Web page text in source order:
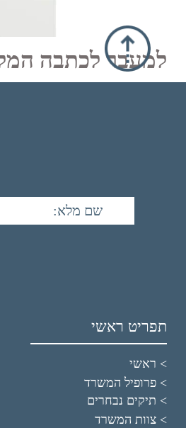
למעבר לכתבה
תפריט ראשי
ראשי
פרופיל המשרד
תיקים נבחרים
צוות המשרד